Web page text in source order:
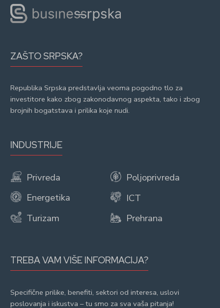
ZAŠTO SRPSKA?
Republika Srpska predstavlja veoma pogodno tlo za
investitore kako zbog zakonodavnog aspekta, tako i zbog
brojnih bogatstava i prilika koje nudi.
INDUSTRIJE
Privreda
Energetika
Turizam
Poljoprivreda
ICT
Prehrana
TREBA VAM VIŠE INFORMACIJA?
Specifične prilike, benefiti, sektori od interesa, uslovi
poslovanja i iskustva – tu smo za sva vaša pitanja!